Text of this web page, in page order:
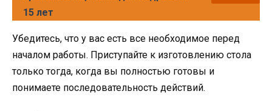
15 лет
Убедитесь, что у вас есть все необходимое перед
началом работы. Приступайте к изготовлению стола
только тогда, когда вы полностью готовы и
понимаете последовательность действий.